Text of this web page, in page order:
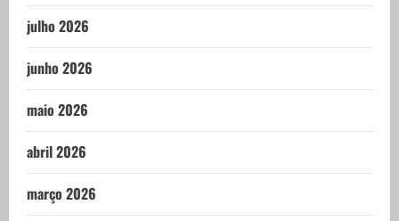
julho 2026
junho 2026
maio 2026
abril 2026
março 2026